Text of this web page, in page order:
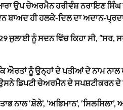
ਉਪ ਚੇਅਰਮੈਨ ਹਰੀਵੰਸ਼ ਨਰਾਇਣ ਸਿੰਘ
ਬਾਅਦ ਹੀ ਹਲਕੇ-ਦਿਲ ਦਾ ਅਦਾਨ-
ਜੁਲਾਈ ਨੂੰ ਸਦਨ ਵਿੱਚ ਕਿਹਾ ਸੀ, “ਸਰ,
ਔਰਤਾਂ ਨੂੰ ਉਨ੍ਹਾਂ ਦੇ ਪਤੀਆਂ ਦੇ ਨਾਮ
ਉਸਨੇ ਡਿਪਟੀ ਚੇਅਰਮੈਨ ਦੇ ਸਪਸ਼ਟੀਕਰਨ ਦੇ
ਨਾਲ ‘ਸ਼ੋਲੇ’, ‘ਅਭਿਮਾਨ’,